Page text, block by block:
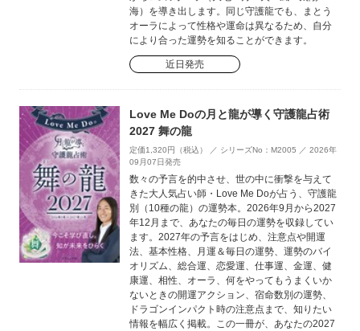
海）を導き出します。同じ守護龍でも、まとう
オーラによって性格や運命は異なるため、自分
により合った運勢を知ることができます。
近日発売
Love Me Doの月と龍が導く守護龍占術
2027 舞の龍
定価1,320円（税込） ／ シリーズNo：M2005 ／ 2026年
09月07日発売
数々の予言を的中させ、世の中に衝撃を与えて
きた大人気占い師・Love Me Doが占う、守護龍
別（10種の龍）の運勢本。2026年9月から2027
年12月まで、あなたの毎日の運勢を収録してい
ます。2027年の予言をはじめ、注意点や開運
法、基本性格、月運＆毎日の運勢、運勢のバイ
オリズム、総合運、恋愛運、仕事運、金運、健
康運、相性、オーラ、何をやってもうまくいか
ないときの開運アクション、宿命数別の運勢、
ドラゴンインパクト時の注意点まで、知りたい
情報を幅広く掲載。この一冊が、あなたの2027